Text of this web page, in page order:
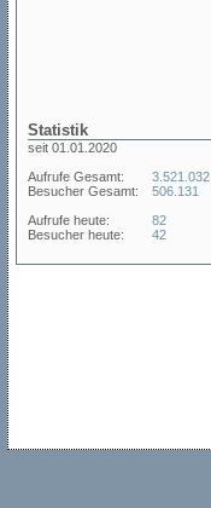
Statistik
seit 01.01.2020
Aufrufe Gesamt:
Besucher Gesamt:
Aufrufe heute:
Besucher heute:
3.521.032
506.131
82
42